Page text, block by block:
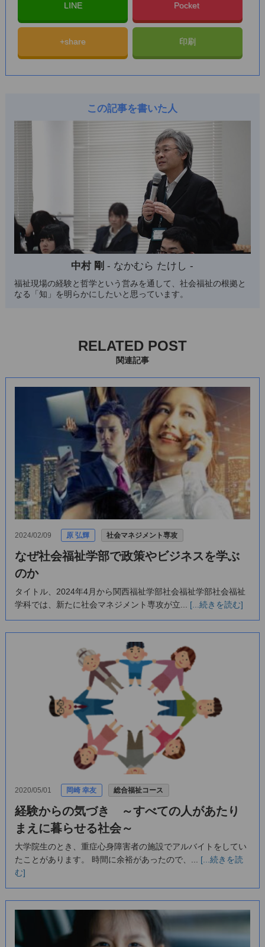
LINE Pocket
+share 印刷
この記事を書いた人
中村 剛- なかむら たけし -
福祉現場の経験と哲学という営みを通して、社会福祉の根拠と
なる「知」を明らかにしたいと思っています。
RELATED POST
関連記事
2024/02/09 原 弘輝 社会マネジメント専攻
なぜ社会福祉学部で政策やビジネスを学ぶ
のか
タイトル、2024年4月から関西福祉学部社会福祉学部社会福祉
学科では、新たに社会マネジメント専攻が立... [...続きを読む]
2020/05/01 岡崎 幸友 総合福祉コース
経験からの気づき ～すべての人があたり
まえに暮らせる社会～
大学院生のとき、重症心身障害者の施設でアルバイトをしてい
たことがあります。 時間に余裕があったので、... [...続きを読
む]